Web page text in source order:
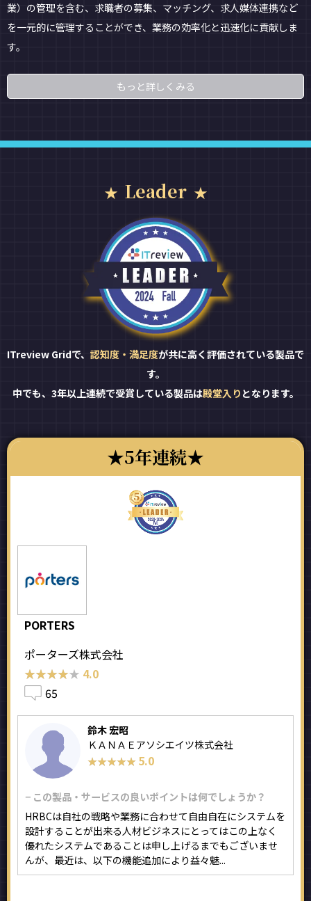
業）の管理を含む、求職者の募集、マッチング、求人媒体連携など
を一元的に管理することができ、業務の効率化と迅速化に貢献しま
す。
もっと詳しくみる
Leader
ITreview Gridで、 認知度・満足度が共に高く評価されている製品で
す。
中でも、3年以上連続で受賞している製品は殿堂入り となります。
5年連続
PORTERS
ポーターズ株式会社
★★★★★
★★★★★ 4.0
65
鈴木 宏昭
ＫＡＮＡＥアソシエイツ株式会社
★★★★★
★★★★★ 5.0
− この製品・サービスの良いポイントは何でしょうか？
HRBCは自社の戦略や業務に合わせて自由自在にシステムを
設計することが出来る人材ビジネスにとってはこの上なく
優れたシステムであることは申し上げるまでもございませ
んが、最近は、以下の機能追加により益々魅...